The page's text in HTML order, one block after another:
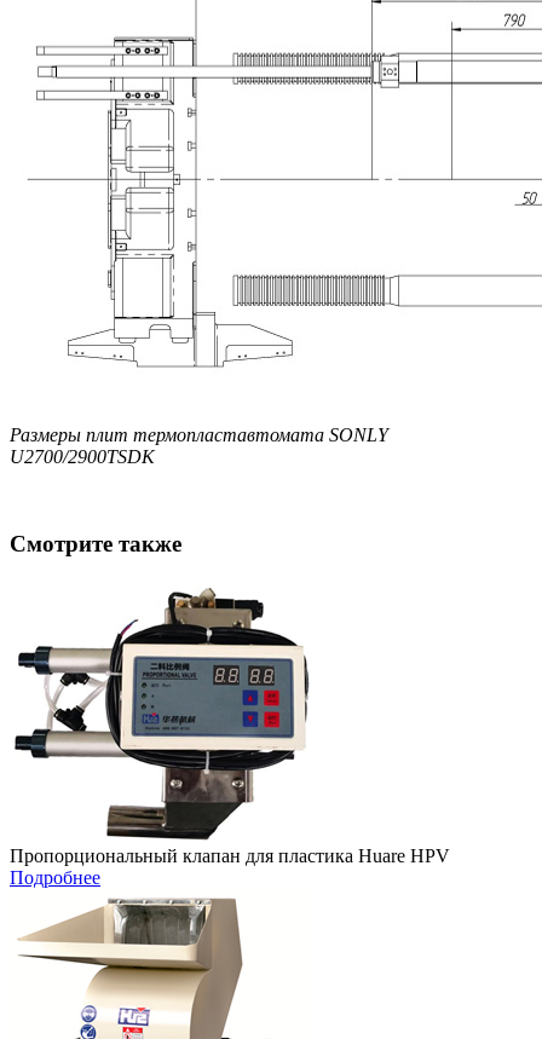
Размеры плит термопластавтомата SONLY
U2700/2900TSDK
Смотрите также
Пропорциональный клапан для пластика Huare HPV
Подробнее